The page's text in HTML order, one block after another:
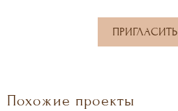
ПРИГЛАСИТЬ
Похожие проекты